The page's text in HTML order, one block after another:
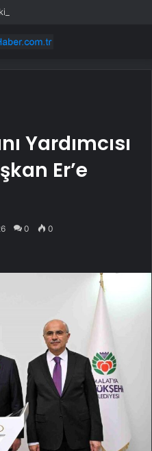
işten çıkaracak
Yardımcısı
Er’e
0 0